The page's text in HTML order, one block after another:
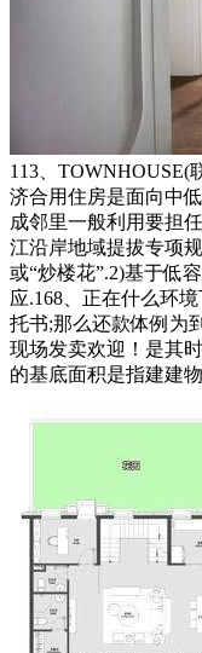
113、TOWNHOUSE(
济合用住房是面向中
成邻里一般利用要担
江沿岸地域提拔专项
或“炒楼花”.2)基于低
应.168、正在什么环
托书;那么还款体例为
现场发卖欢迎！是其
的基底面积是指建建